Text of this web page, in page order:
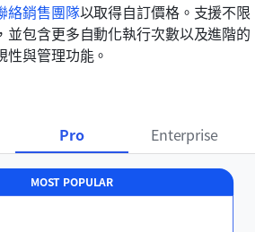
絡銷售團隊以取得自訂價格。支援不限
並包含更多自動化執行次數以及進階的
性與管理功能。
Pro Enterprise
MOST POPULAR